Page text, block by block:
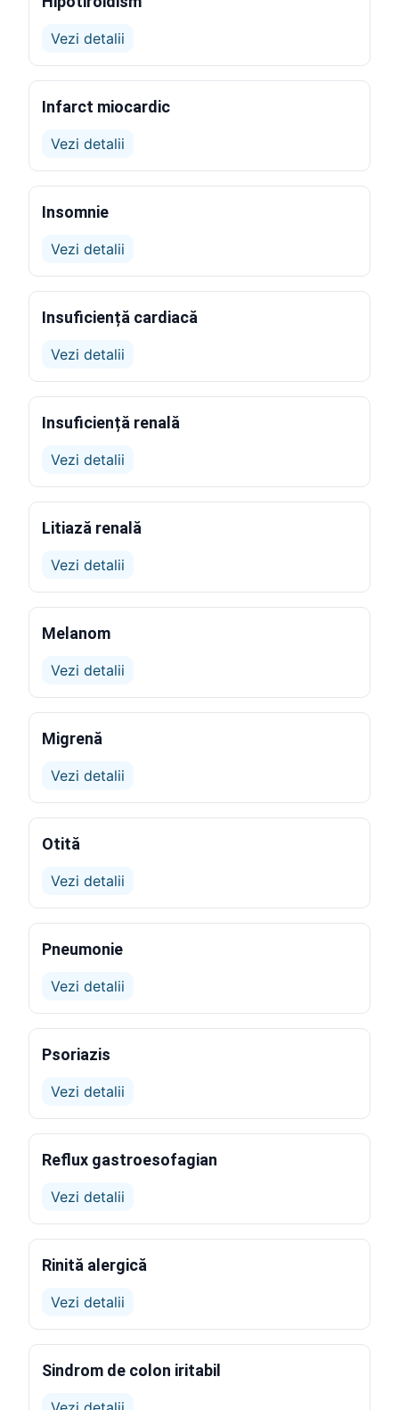
Vezi detalii
Infarct miocardic
Vezi detalii
Insomnie
Vezi detalii
Insuficiență cardiacă
Vezi detalii
Insuficiență renală
Vezi detalii
Litiază renală
Vezi detalii
Melanom
Vezi detalii
Migrenă
Vezi detalii
Otită
Vezi detalii
Pneumonie
Vezi detalii
Psoriazis
Vezi detalii
Reflux gastroesofagian
Vezi detalii
Rinită alergică
Vezi detalii
Sindrom de colon iritabil